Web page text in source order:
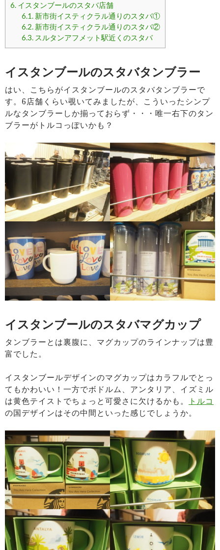
6. イスタンブールのスタバ店舗
6.1.新市街イスティクラル通りのスタバ①
6.2.新市街イスティクラル通りのスタバ②
6.3.スルタンアフメット駅近くのスタバ
イスタンブールのスタバタンブラー
はい、こちらがイスタンブールのスタバタンブラーで
す。6店舗くらい覗いてみましたが、こういったシンプ
ルなタンブラーしか揃っておらず・・・唯一右下のタン
ブラーがトルコっぽいかも？
イスタンブールのスタバマグカップ
タンブラーとは裏腹に、マグカップのラインナップは豊
富でした。
イスタンブールデザインのマグカップはカラフルでとっ
てもかわいい！一方でボドルム、アンタリア、イズミル
は黄色テイストでちょっと可愛さに欠けるかも。
トルコ
の国デザインはその中間といった感じでしょうか。